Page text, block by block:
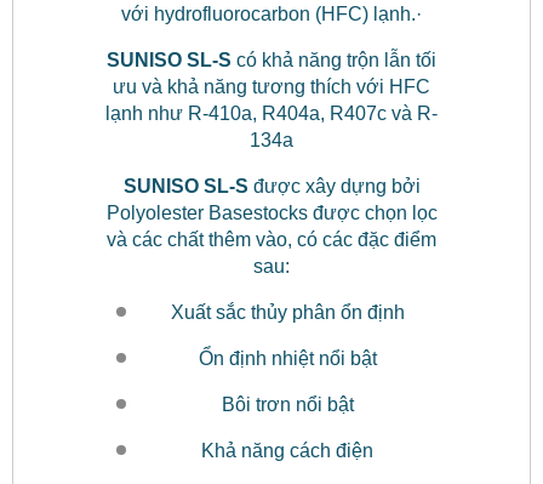
với hydrofluorocarbon (HFC) lạnh.·
SUNISO SL-S có khả năng trộn lẫn tối
ưu và khả năng tương thích với HFC
lạnh như R-410a, R404a, R407c và R-
134a
SUNISO SL-S được xây dựng bởi
Polyolester Basestocks được chọn lọc
và các chất thêm vào, có các đặc điểm
sau:
Xuất sắc thủy phân ổn định
Ổn định nhiệt nổi bật
Bôi trơn nổi bật
Khả năng cách điện